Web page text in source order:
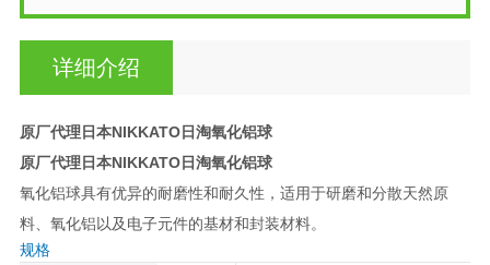
详细介绍
原厂代理日本NIKKATO日淘氧化铝球
原厂代理日本NIKKATO日淘氧化铝球
氧化铝球具有优异的耐磨性和耐久性，适用于研磨和分散天然原
料、氧化铝以及电子元件的基材和封装材料。
规格